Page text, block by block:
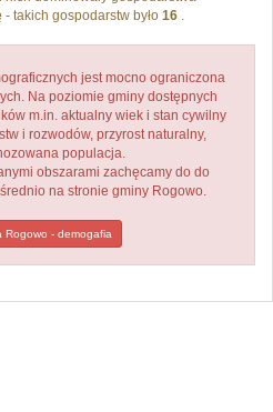
- takich gospodarstw było 16 .
jest mocno ograniczona
Na poziomie gminy dostępnych
m.in. aktualny wiek i stan cywilny
i rozwodów, przyrost naturalny,
populacja.
obszarami zachęcamy do do
na stronie gminy Rogowo.
Rogowo - demogafia